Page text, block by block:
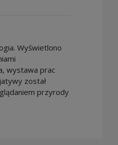
Wyświetlono
wystawa prac
został
przyrody